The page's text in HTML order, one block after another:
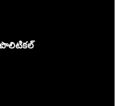
పొలిటికల్